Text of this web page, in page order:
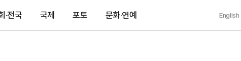
·전국 국제 포토 문화·연예 English